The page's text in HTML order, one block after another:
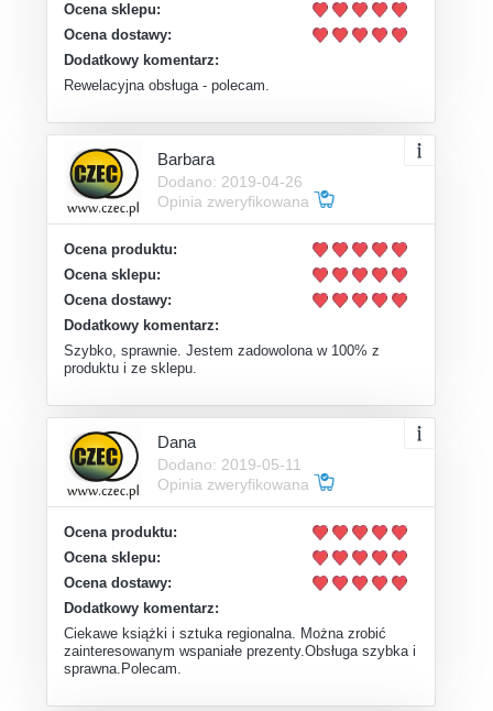
Ocena sklepu:
Ocena dostawy:
Dodatkowy komentarz:
Rewelacyjna obsługa - polecam.
Barbara
Dodano: 2019-04-26
Opinia zweryfikowana
Ocena produktu:
Ocena sklepu:
Ocena dostawy:
Dodatkowy komentarz:
Szybko, sprawnie. Jestem zadowolona w 100% z
produktu i ze sklepu.
Dana
Dodano: 2019-05-11
Opinia zweryfikowana
Ocena produktu:
Ocena sklepu:
Ocena dostawy:
Dodatkowy komentarz:
Ciekawe książki i sztuka regionalna. Można zrobić
zainteresowanym wspaniałe prezenty.Obsługa szybka i
sprawna.Polecam.